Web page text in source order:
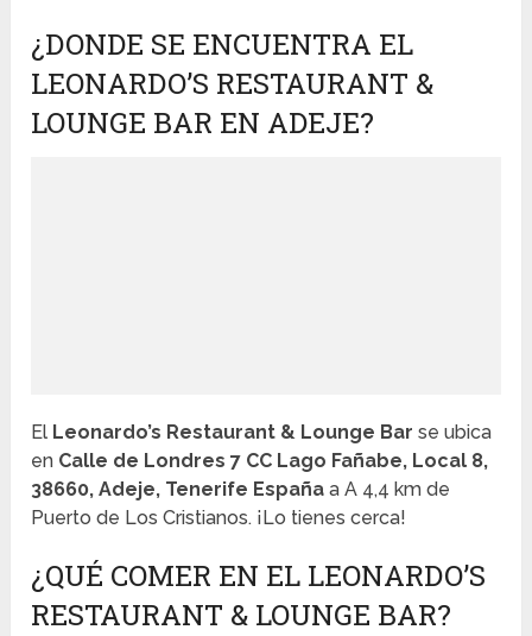
¿DONDE SE ENCUENTRA EL
LEONARDO’S RESTAURANT &
LOUNGE BAR EN ADEJE?
El Leonardo’s Restaurant & Lounge Bar se ubica
en Calle de Londres 7 CC Lago Fañabe, Local 8,
38660, Adeje, Tenerife España a A 4,4 km de
Puerto de Los Cristianos. ¡Lo tienes cerca!
¿QUÉ COMER EN EL LEONARDO’S
RESTAURANT & LOUNGE BAR?